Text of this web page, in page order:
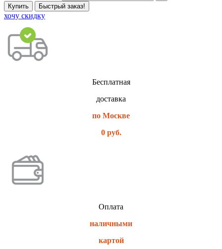
Купить Быстрый заказ!
хочу скидку
Бесплатная
доставка
по Москве
0 руб.
Оплата
наличными
картой